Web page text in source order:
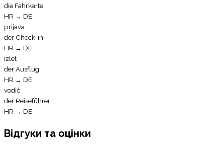
die Fahrkarte
HR → DE
prijava
der Check-in
HR → DE
izlet
der Ausflug
HR → DE
vodič
der Reiseführer
HR → DE
Відгуки та оцінки